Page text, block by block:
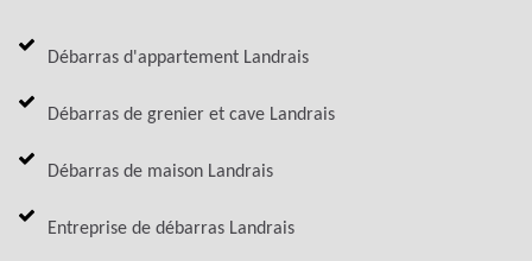
Débarras d'appartement Landrais
Débarras de grenier et cave Landrais
Débarras de maison Landrais
Entreprise de débarras Landrais